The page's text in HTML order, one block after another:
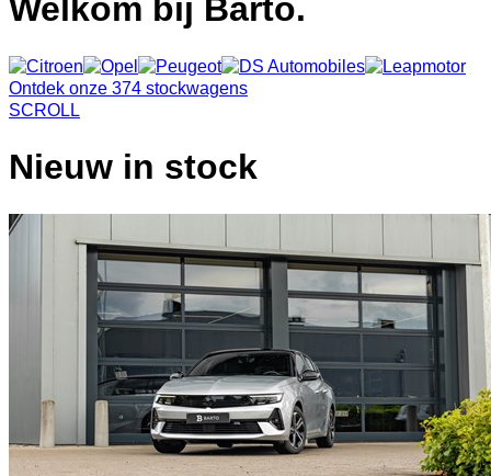
Welkom bij Barto.
Ontdek onze 374 stockwagens
SCROLL
Nieuw in stock